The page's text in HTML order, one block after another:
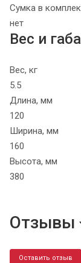
Сумка в
нет
Вес и
Вес, кг
5.5
Длина, мм
120
Ширина, мм
160
Высота, мм
380
Отзывы
Оставить отзыв